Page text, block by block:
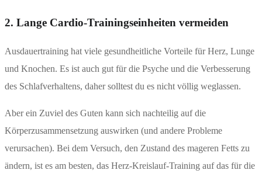
2. Lange Cardio-Trainingseinheiten vermeiden
Ausdauertraining hat viele gesundheitliche Vorteile für Herz, Lunge
und Knochen. Es ist auch gut für die Psyche und die Verbesserung
des Schlafverhaltens, daher solltest du es nicht völlig weglassen.
Aber ein Zuviel des Guten kann sich nachteilig auf die
Körperzusammensetzung auswirken (und andere Probleme
verursachen). Bei dem Versuch, den Zustand des mageren Fetts zu
ändern, ist es am besten, das Herz-Kreislauf-Training auf das für die